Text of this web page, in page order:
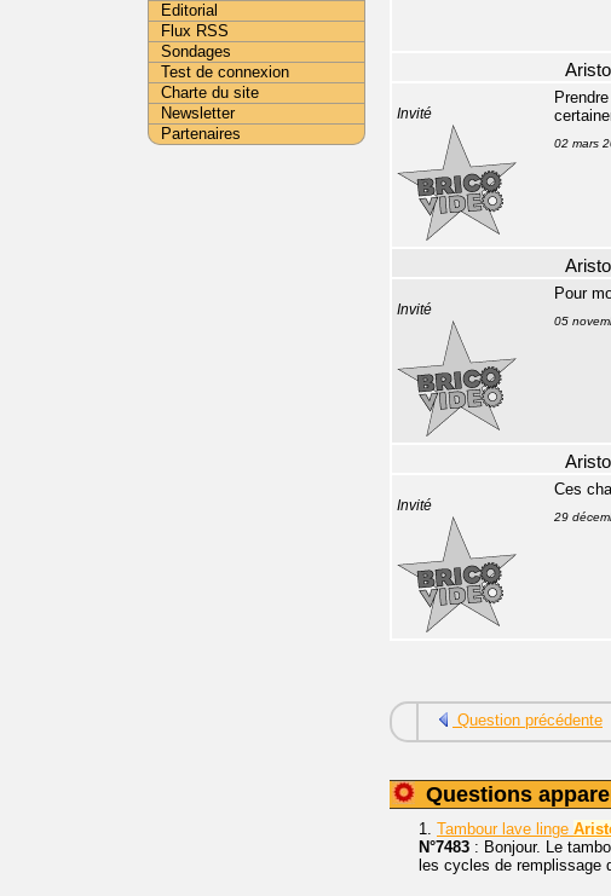
Invité
02 mars
Invité
Pour
05
Invité
Ces
29
Question précédente
Questions
1. Tambour lave linge
N°7483 : Bonjour. Le
les cycles de remplissage
Editorial
Flux RSS
Sondages
Test de connexion
Charte du site
Newsletter
Partenaires